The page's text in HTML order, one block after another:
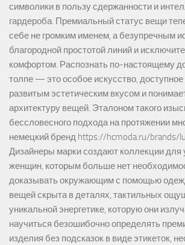
символики в пользу сдержанности и
гардероба. Премиальный статус вещи
себе не громким именем, а безупречным
благородной простотой линий и
комфортом. Распознать по-настоящему
толпе — это особое искусство, доступное
развитым эстетическим вкусом и
архитектуру вещей. Эталоном такого
бессловесного подхода на протяжении
немецкий бренд https://hcmoda.ru/brands/
Дизайнеры марки создают коллекции для
женщин, которым больше нет
доказывать окружающим с помощью
вещей скрыта в деталях, тактильных
уникальной энергетике, которую они
научиться безошибочно определять
изделия без подсказок в виде этикеток,